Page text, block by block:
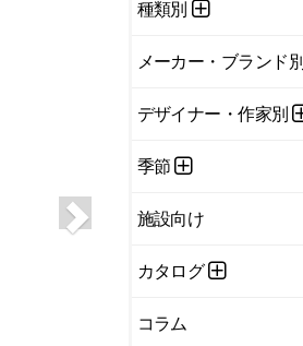
種類別
メーカー・ブランド別
デザイナー・作家別
季節
施設向け
カタログ
コラム